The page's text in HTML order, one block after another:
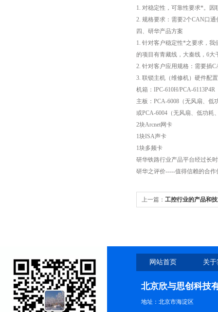
1. 对稳定性，可靠性要求*。
2. 规格要求：需要2个CAN口通
四、研华产品方案
1. 针对客户稳定性*之要求，我
的项目有青藏线，大秦线，6
2. 针对客户应用规格：需要插
3. 联锁主机（维修机）硬件配
机箱：IPC-610H/PCA-6113P4R
主板：PCA-6008（无风扇、低
或PCA-6004（无风扇、低功耗
2块Arcnet网卡
1块ISA声卡
1块多频卡
研华铁路行业产品平台经过长
研华之评价-----值得信赖的合
上一篇： 工控行业的产品和
网站首页 关
北京欣与思创科技
地址：北京市海淀区